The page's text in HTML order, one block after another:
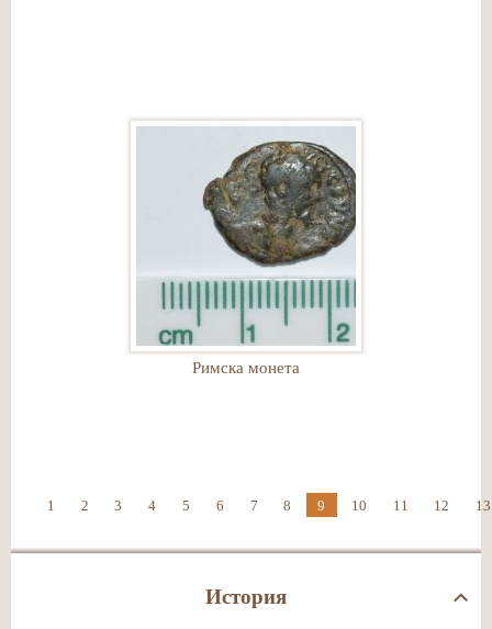
Римска монета
1 2 3 4 5 6 7 8 9 10 11 12 13
История